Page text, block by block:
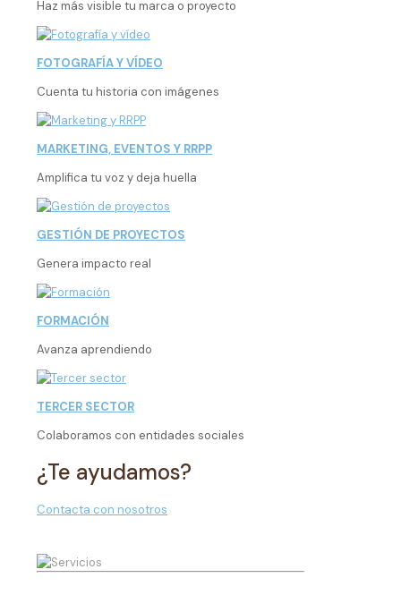
Haz más visible tu marca o proyecto
FOTOGRAFÍA Y VÍDEO
Cuenta tu historia con imágenes
MARKETING, EVENTOS Y RRPP
Amplifica tu voz y deja huella
GESTIÓN DE PROYECTOS
Genera impacto real
FORMACIÓN
Avanza aprendiendo
TERCER SECTOR
Colaboramos con entidades sociales
¿Te ayudamos?
Contacta con nosotros